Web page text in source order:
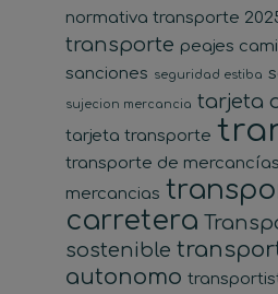
normativa transporte
transporte peajes
sanciones
seguridad estiba
sujecion mercancia tarjeta
tarjeta transporte
transporte de mercancías
mercancias
carretera
sostenible
autonomo